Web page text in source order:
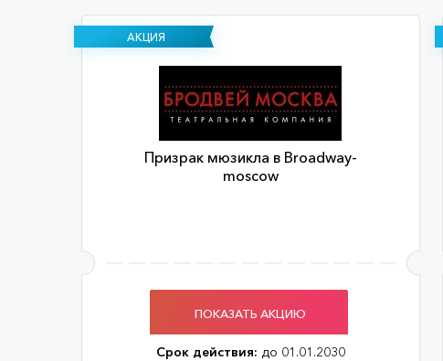
АКЦИЯ
Призрак мюзикла в Broadway-
moscow
ПОКАЗАТЬ АКЦИЮ
Срок действия: до 01.01.2030